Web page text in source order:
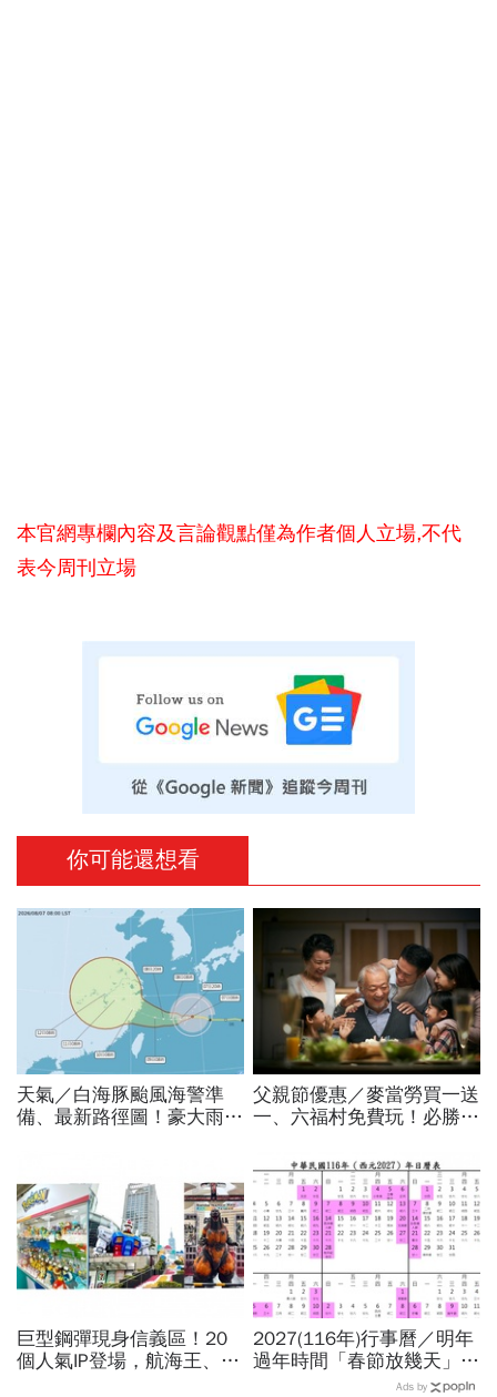
本官網專欄內容及言論觀點僅為作者個人立場,不代
表今周刊立場
你可能還想看
天氣／白海豚颱風海警準
備、最新路徑圖！豪大雨紫
先看
父親節優惠／麥當勞買一送
一、六福村免費玩！必勝
家速食餐飲飯店好康必收
巨型鋼彈現身信義區！20
個人氣IP登場，航海王、哥
2027(116年)行事曆／明年
過年時間「春節放幾天」、
寒假時間暑假日期？連假3
Ads by